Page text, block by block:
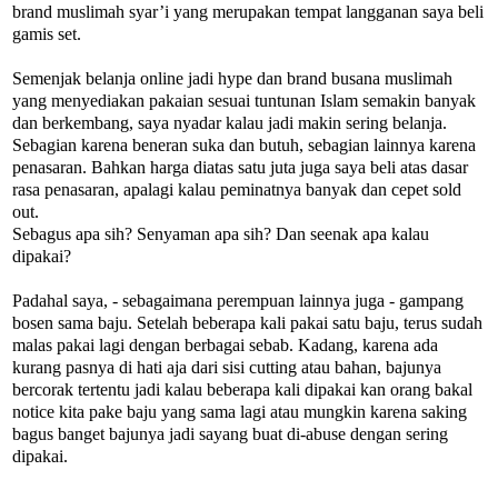
brand muslimah syar’i yang merupakan tempat langganan saya beli
gamis set.
Semenjak belanja online jadi hype dan brand busana muslimah
yang menyediakan pakaian sesuai tuntunan Islam semakin banyak
dan berkembang, saya nyadar kalau jadi makin sering belanja.
Sebagian karena beneran suka dan butuh, sebagian lainnya karena
penasaran. Bahkan harga diatas satu juta juga saya beli atas dasar
rasa penasaran, apalagi kalau peminatnya banyak dan cepet sold
out.
Sebagus apa sih? Senyaman apa sih? Dan seenak apa kalau
dipakai?
Padahal saya, - sebagaimana perempuan lainnya juga - gampang
bosen sama baju. Setelah beberapa kali pakai satu baju, terus sudah
malas pakai lagi dengan berbagai sebab. Kadang, karena ada
kurang pasnya di hati aja dari sisi cutting atau bahan, bajunya
bercorak tertentu jadi kalau beberapa kali dipakai kan orang bakal
notice kita pake baju yang sama lagi atau mungkin karena saking
bagus banget bajunya jadi sayang buat di-abuse dengan sering
dipakai.